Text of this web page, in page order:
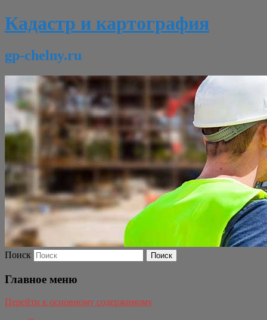
Кадастр и картография
gp-chelny.ru
Поиск
Главное меню
Перейти к основному содержимому